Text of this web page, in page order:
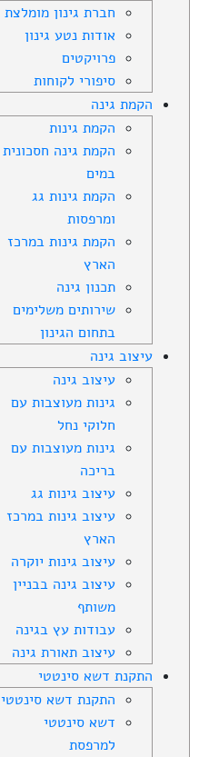
חברת גינון מומלצת
אודות נטע גינון
פרויקטים
סיפורי לקוחות
הקמת גינה
הקמת גינות
הקמת גינה חסכונית
במים
הקמת גינות גג
ומרפסות
הקמת גינות במרכז
הארץ
תכנון גינה
שירותים משלימים
בתחום הגינון
עיצוב גינה
עיצוב גינה
גינות מעוצבות עם
חלוקי נחל
גינות מעוצבות עם
בריכה
עיצוב גינות גג
עיצוב גינות במרכז
הארץ
עיצוב גינות יוקרה
עיצוב גינה בבניין
משותף
עבודות עץ בגינה
עיצוב תאורת גינה
התקנת דשא סינטטי
התקנת דשא סינטטי
דשא סינטטי
למרפסת